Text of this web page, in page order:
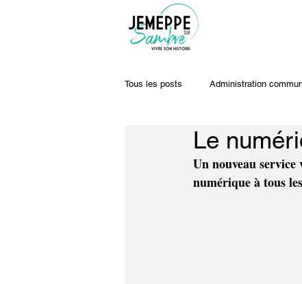
Tous les posts Administration
Travaux & voiries Offres
Le
Un nouveau
numérique à tous